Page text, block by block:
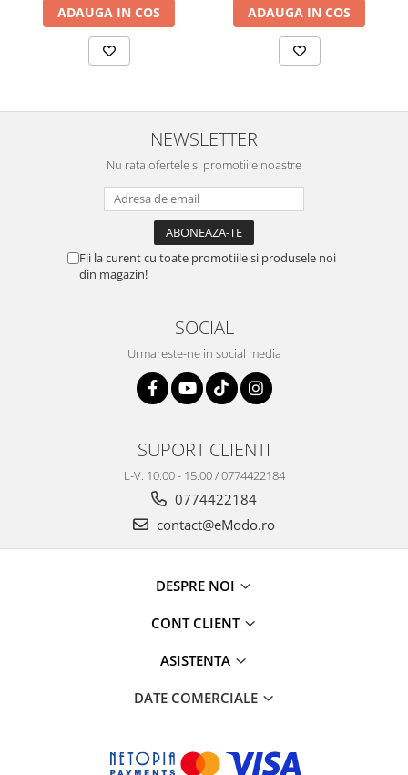
ADAUGA IN COS ADAUGA IN COS
NEWSLETTER
Nu rata ofertele si promotiile noastre
Fii la curent cu toate promotiile si produsele noi
din magazin!
SOCIAL
Urmareste-ne in social media
SUPORT CLIENTI
L-V: 10:00 - 15:00 / 0774422184
0774422184
contact@eModo.ro
DESPRE NOI
CONT CLIENT
ASISTENTA
DATE COMERCIALE